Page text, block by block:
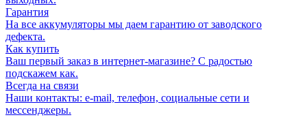
Гарантия
На все аккумуляторы мы даем гарантию от заводского
дефекта.
Как купить
Ваш первый заказ в интернет-магазине? С радостью
подскажем как.
Всегда на связи
Наши контакты: e-mail, телефон, социальные сети и
мессенджеры.